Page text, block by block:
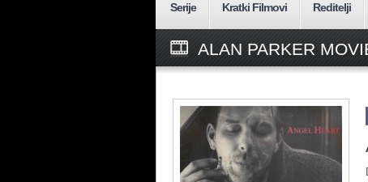
Serije Kratki Filmovi Reditelji
ALAN PARKER